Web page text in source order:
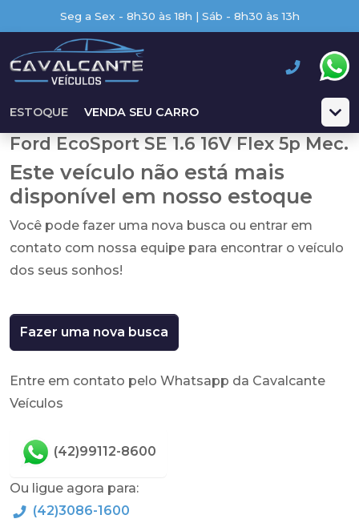
Seg a Sex - 8h30 às 18h | Sáb - 8h30 às 13h
ESTOQUE VENDA SEU CARRO
Ford EcoSport SE 1.6 16V Flex 5p Mec.
Este veículo não está mais
disponível em nosso estoque
Você pode fazer uma nova busca ou entrar em
contato com nossa equipe para encontrar o veículo
dos seus sonhos!
Fazer uma nova busca
Entre em contato pelo Whatsapp da Cavalcante
Veículos
(42)99112-8600
Ou ligue agora para:
(42)3086-1600